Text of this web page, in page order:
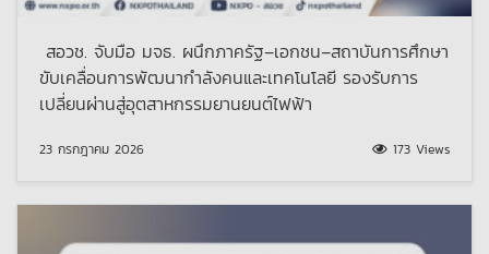
สอวช. จับมือ มจธ. ผนึกภาครัฐ–เอกชน–สถาบันการศึกษา
ขับเคลื่อนการพัฒนากำลังคนและเทคโนโลยี รองรับการ
เปลี่ยนผ่านสู่อุตสาหกรรมยานยนต์ไฟฟ้า
23 กรกฎาคม 2026 173 Views